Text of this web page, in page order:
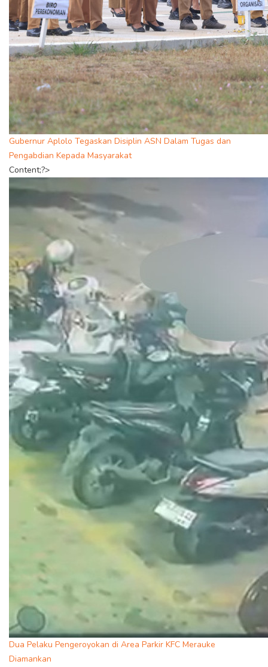
Gubernur Aplolo Tegaskan Disiplin ASN Dalam Tugas dan
Pengabdian Kepada Masyarakat
Content;?>
Dua Pelaku Pengeroyokan di Area Parkir KFC Merauke
Diamankan